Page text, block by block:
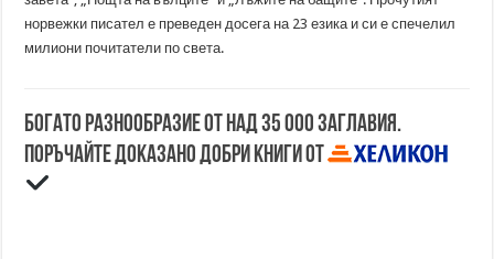
норвежки писател е преведен досега на 23 езика и си е спечелил
милиони почитатели по света.
Богато разнообразие от над 35 000 заглавия.
Поръчайте доказано добри книги от